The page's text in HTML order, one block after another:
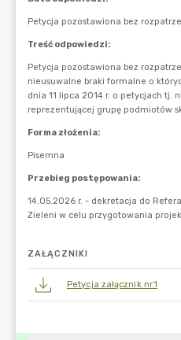
ZAŁĄCZNIKI
Petycja załącznik nr.1